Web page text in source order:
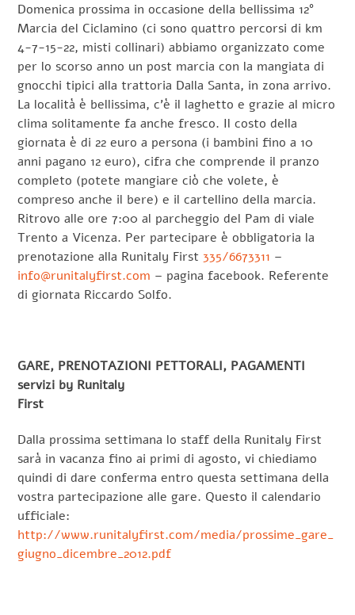
Domenica prossima in occasione della bellissima 12°
Marcia del Ciclamino (ci sono quattro percorsi di km
4-7-15-22, misti collinari) abbiamo organizzato come
per lo scorso anno un post marcia con la mangiata di
gnocchi tipici alla trattoria Dalla Santa, in zona arrivo.
La località è bellissima, c’è il laghetto e grazie al micro
clima solitamente fa anche fresco. Il costo della
giornata è di 22 euro a persona (i bambini fino a 10
anni pagano 12 euro), cifra che comprende il pranzo
completo (potete mangiare ciò che volete, è
compreso anche il bere) e il cartellino della marcia.
Ritrovo alle ore 7:00 al parcheggio del Pam di viale
Trento a Vicenza. Per partecipare è obbligatoria la
prenotazione alla Runitaly First 335/6673311 –
info@runitalyfirst.com – pagina facebook. Referente
di giornata Riccardo Solfo.
GARE, PRENOTAZIONI PETTORALI, PAGAMENTI
servizi by Runitaly
First
Dalla prossima settimana lo staff della Runitaly First
sarà in vacanza fino ai primi di agosto, vi chiediamo
quindi di dare conferma entro questa settimana della
vostra partecipazione alle gare. Questo il calendario
ufficiale:
http://www.runitalyfirst.com/media/prossime_gare_
giugno_dicembre_2012.pdf